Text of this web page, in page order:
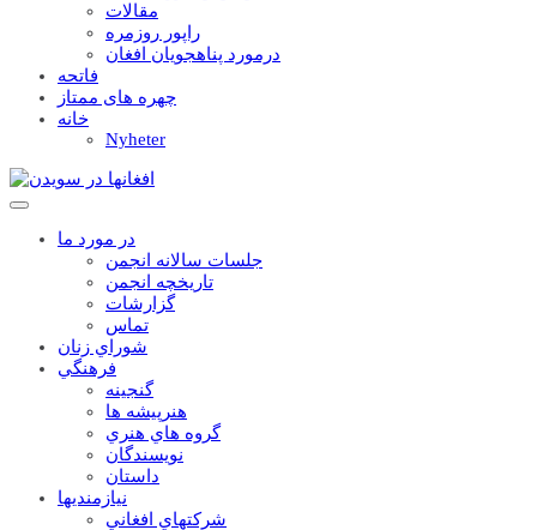
مقالات
راپور روزمره
درمورد پناهجويان افغان
فاتحه
چهره های ممتاز
خانه
Nyheter
در مورد ما
جلسات سالانه انجمن
تاریخچه انجمن
گزارشات
تماس
شوراي زنان
فرهنگي
گنجينه
هنرپيشه ها
گروه هاي هنري
نويسندگان
داستان
نيازمنديها
شرکتهاي افغاني